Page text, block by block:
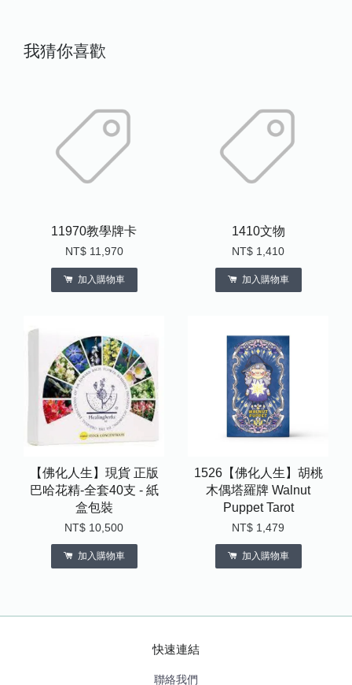
我猜你喜歡
11970教學牌卡
NT$ 11,970
加入購物車
1410文物
NT$ 1,410
加入購物車
【佛化人生】現貨 正版
巴哈花精-全套40支 - 紙
盒包裝
NT$ 10,500
加入購物車
1526【佛化人生】胡桃
木偶塔羅牌 Walnut
Puppet Tarot
NT$ 1,479
加入購物車
快速連結
聯絡我們